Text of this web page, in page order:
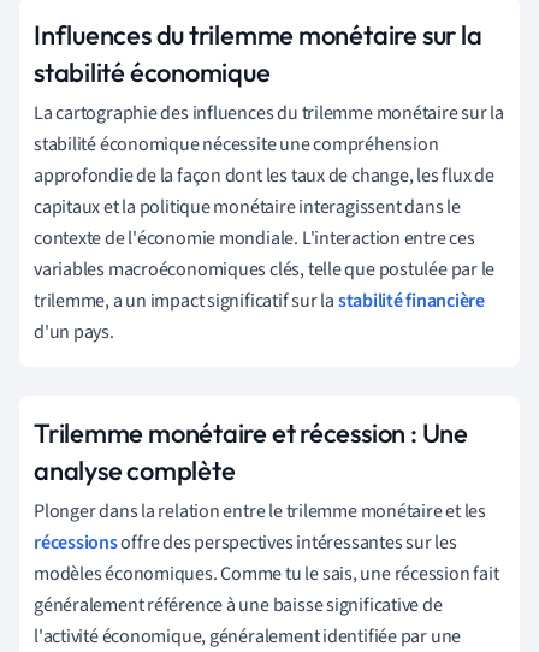
Influences du trilemme monétaire sur la
stabilité économique
La cartographie des influences du trilemme monétaire sur la
stabilité économique nécessite une compréhension
approfondie de la façon dont les taux de change, les flux de
capitaux et la politique monétaire interagissent dans le
contexte de l'économie mondiale. L'interaction entre ces
variables macroéconomiques clés, telle que postulée par le
trilemme, a un impact significatif sur lastabilité financière
d'un pays.
Trilemme monétaire et récession : Une
analyse complète
Plonger dans la relation entre le trilemme monétaire et les
récessionsoffre des perspectives intéressantes sur les
modèles économiques. Comme tu le sais, une récession fait
généralement référence à une baisse significative de
l'activité économique, généralement identifiée par une